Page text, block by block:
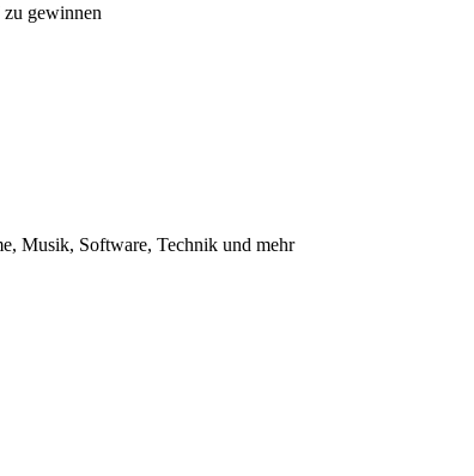
gewinnen
Musik, Software, Technik und mehr